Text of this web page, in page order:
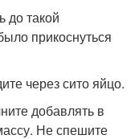
до такой
прикоснуться
через сито яйцо.
добавлять в
Не спешите